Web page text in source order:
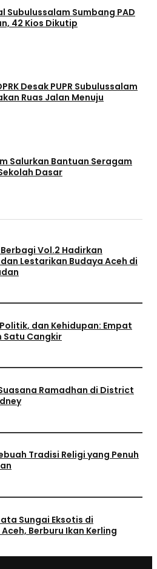
Subulussalam Sumbang PAD
42 Kios Dikutip
Desak PUPR Subulussalam
Ruas Jalan Menuju
Salurkan Bantuan Seragam
Dasar
Vol.2 Hadirkan
Lestarikan Budaya Aceh di
dan Kehidupan: Empat
Satu Cangkir
Ramadhan di District
Tradisi Religi yang Penuh
Sungai Eksotis di
Berburu Ikan Kerling